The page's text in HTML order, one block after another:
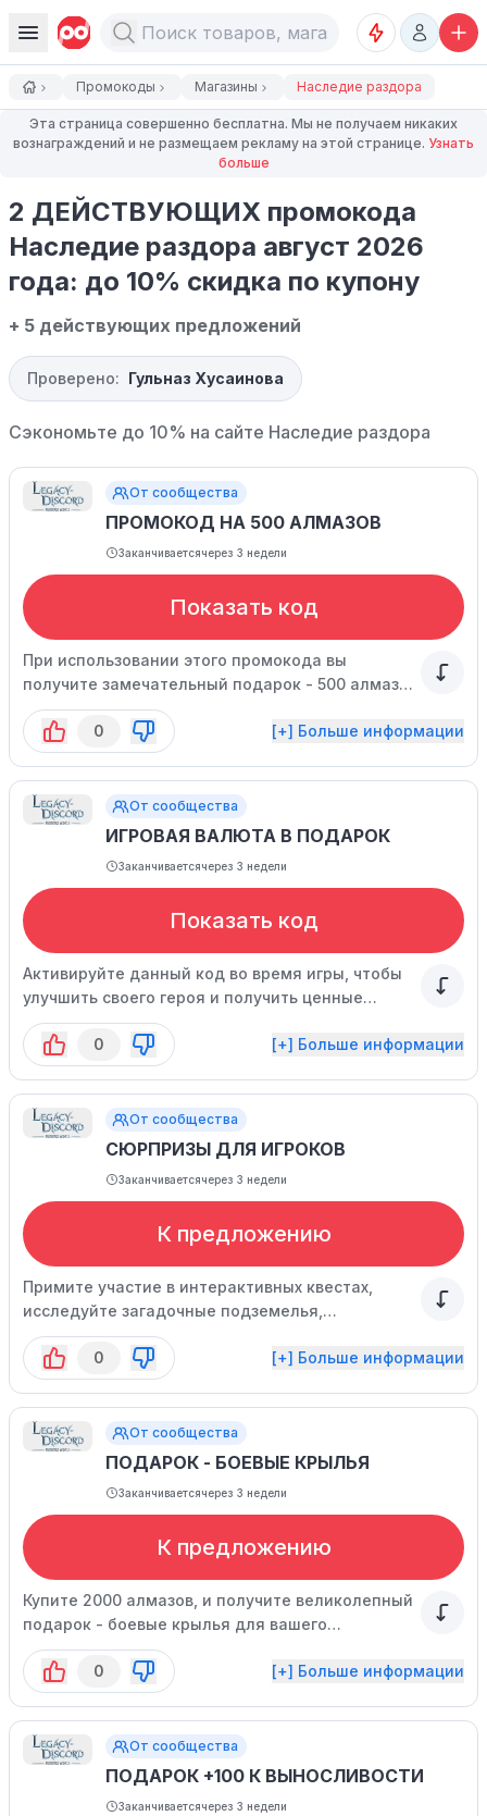
Промокоды Магазины Наследие раздора
Эта страница совершенно бесплатна. Мы не получаем никаких
вознаграждений и не размещаем рекламу на этой странице. Узнать
больше
2 ДЕЙСТВУЮЩИХ промокода
Наследие раздора август 2026
года: до 10% скидка по купону
+ 5 действующих предложений
Проверено: Гульназ Хусаинова
Сэкономьте до 10% на сайте Наследие раздора
От сообщества
ПРОМОКОД НА 500 АЛМАЗОВ
Заканчиваетсячерез 3 недели
Показать код
При использовании этого промокода вы
получите замечательный подарок - 500 алмазов
и 3 миллиона золота!
0
[+] Больше информации
От сообщества
ИГРОВАЯ ВАЛЮТА В ПОДАРОК
Заканчиваетсячерез 3 недели
Показать код
Активируйте данный код во время игры, чтобы
улучшить своего героя и получить ценные
ресурсы! Пожалуйста, помните, что не каждому
игроку удастся воспользоваться этой
возможностью.
0 [+] Больше информации
От сообщества
СЮРПРИЗЫ ДЛЯ ИГРОКОВ
Заканчиваетсячерез 3 недели
К предложению
Примите участие в интерактивных квестах,
исследуйте загадочные подземелья,
оказывайте поддержку своим друзьям и
наслаждайтесь приятными сюрпризами,
которые ждут вас!
0 [+] Больше информации
От сообщества
ПОДАРОК - БОЕВЫЕ КРЫЛЬЯ
Заканчиваетсячерез 3 недели
К предложению
Купите 2000 алмазов, и получите великолепный
подарок - боевые крылья для вашего
персонажа!
0
[+] Больше информации
От сообщества
ПОДАРОК +100 К ВЫНОСЛИВОСТИ
Заканчиваетсячерез 3 недели